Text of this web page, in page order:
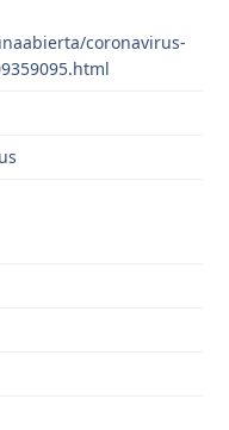
coronavirus-